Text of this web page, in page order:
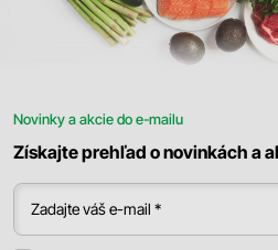
Novinky a akcie do e-mailu
Získajte prehľad o novinkách a
Zadajte váš e-mail *